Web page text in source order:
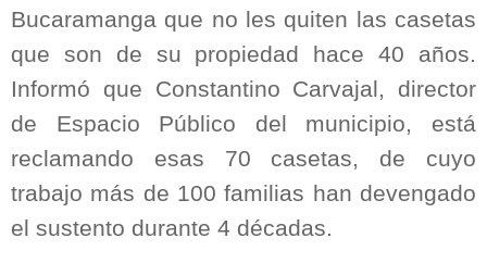
Bucaramanga que no les quiten las casetas
que son de su propiedad hace 40 años.
Informó que Constantino Carvajal, director
de Espacio Público del municipio, está
reclamando esas 70 casetas, de cuyo
trabajo más de 100 familias han devengado
el sustento durante 4 décadas.